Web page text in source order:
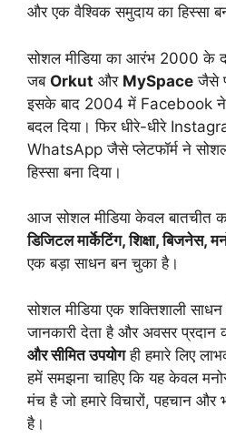
और एक वैश्विक समुदाय का हिस्सा
सोशल मीडिया का आरंभ 2000
जब Orkut और MySpace जैसे
इसके बाद 2004 में Facebook ने
बदल दिया। फिर धीरे-धीरे
WhatsApp जैसे प्लेटफॉर्म ने
हिस्सा बना दिया।
आज सोशल मीडिया केवल बातचीत
डिजिटल मार्केटिंग, शिक्षा, बिजनेस,
एक बड़ा साधन बन चुका है।
सोशल मीडिया एक शक्तिशाली
जानकारी देता है और अवसर
और सीमित उपयोगही हमारे लिए
हमें समझना चाहिए कि यह केवल
मंच है जो हमारे विचारों, पहचान
है।